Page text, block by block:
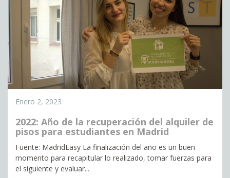
Enero 2, 2023
2022: Año de la recuperación del alquiler de
pisos para estudiantes en Madrid
Fuente: MadridEasy La finalización del año es un buen
momento para recapitular lo realizado, tomar fuerzas para
el siguiente y evaluar...